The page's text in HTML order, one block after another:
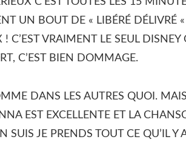
UN BOUT DE « LIBÉRÉ DÉLIVRÉ
! C’EST VRAIMENT LE SEUL
C’EST BIEN DOMMAGE.
DANS LES AUTRES QUOI.
EST EXCELLENTE ET LA
SUIS JE PRENDS TOUT CE QU’IL